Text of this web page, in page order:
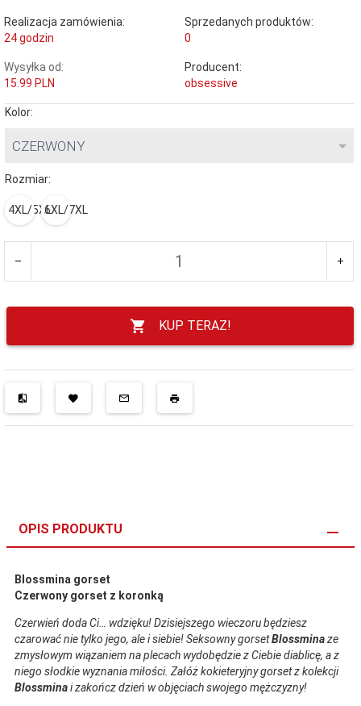
Realizacja zamówienia:
24 godzin
Sprzedanych produktów:
0
Wysyłka od:
15.99 PLN
Producent:
obsessive
Kolor:
CZERWONY
Rozmiar:
4XL/5XL6XL/7XL
KUP TERAZ!
OPIS PRODUKTU
Blossmina gorset
Czerwony gorset z koronką
Czerwień doda Ci… wdzięku! Dzisiejszego wieczoru będziesz
czarować nie tylko jego, ale i siebie! Seksowny gorsetBlossminaze
zmysłowym wiązaniem na plecach wydobędzie z Ciebie diablicę, a z
niego słodkie wyznania miłości. Załóż kokieteryjny gorset z kolekcji
Blossminai zakończ dzień w objęciach swojego mężczyzny!